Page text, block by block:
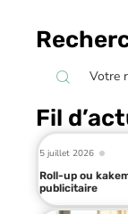
Fil
5 juillet 2026
Roll-up ou
publicitaire